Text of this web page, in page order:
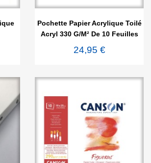

Pochette Papier Acrylique Toilé
Acryl 330 G/m² De 10 Feuilles
24,95 €